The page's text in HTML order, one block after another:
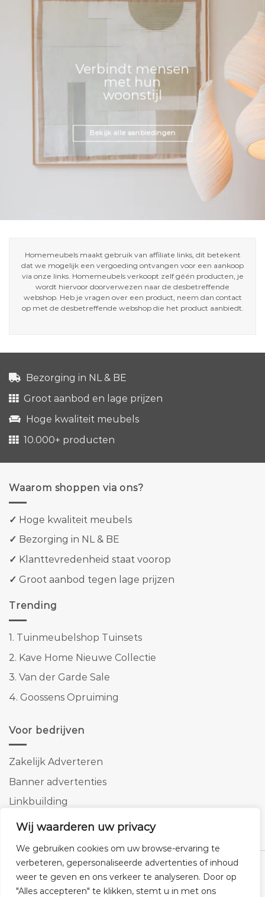
Wij waarderen uw privacy
We gebruiken cookies om uw browse-ervaring te
verbeteren, gepersonaliseerde advertenties of inhoud
weer te geven en ons verkeer te analyseren. Door op
"Alles accepteren" te klikken, stemt u in met ons
Verbindt mensen
met hun
woonstijl
Bekijk alle aanbiedingen
Homemeubels maakt gebruik van affiliate links, dit betekent
dat we mogelijk een vergoeding ontvangen voor een aankoop
via onze links. Homemeubels verkoopt zelf géén producten, je
wordt hiervoor doorverwezen naar de desbetreffende
webshop. Heb je vragen over een product, neem dan contact
op met de desbetreffende webshop die het product aanbiedt.
Bezorging in NL & BE
Groot aanbod en lage prijzen
Hoge kwaliteit meubels
10.000+ producten
Waarom shoppen via ons?
✓ Hoge kwaliteit meubels
✓ Bezorging in NL & BE
✓ Klanttevredenheid staat voorop
✓ Groot aanbod tegen lage prijzen
Trending
1. Tuinmeubelshop Tuinsets
2. Kave Home Nieuwe Collectie
3. Van der Garde Sale
4. Goossens Opruiming
Voor bedrijven
Zakelijk Adverteren
Banner advertenties
Linkbuilding
SEO copywriting